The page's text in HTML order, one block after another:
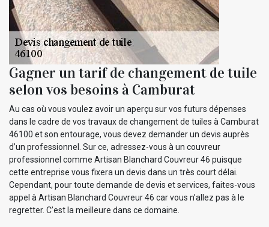
Gagner un tarif de changement de tuile
selon vos besoins à Camburat
Au cas où vous voulez avoir un aperçu sur vos futurs dépenses
dans le cadre de vos travaux de changement de tuiles à Camburat
46100 et son entourage, vous devez demander un devis auprès
d’un professionnel. Sur ce, adressez-vous à un couvreur
professionnel comme Artisan Blanchard Couvreur 46 puisque
cette entreprise vous fixera un devis dans un très court délai.
Cependant, pour toute demande de devis et services, faites-vous
appel à Artisan Blanchard Couvreur 46 car vous n’allez pas à le
regretter. C’est la meilleure dans ce domaine.